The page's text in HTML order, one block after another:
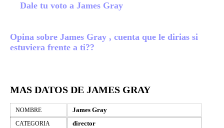
Dale tu voto a James Gray
Opina sobre James Gray , cuenta que le dirias si
estuviera frente a ti??
MAS DATOS DE JAMES GRAY
NOMBRE James Gray
CATEGORIA director